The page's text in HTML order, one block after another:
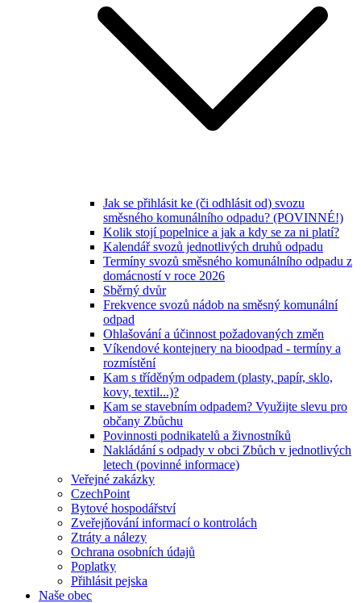
Jak se přihlásit ke (či odhlásit od) svozu
směsného komunálního odpadu? (POVINNÉ!)
Kolik stojí popelnice a jak a kdy se za ni platí?
Kalendář svozů jednotlivých druhů odpadu
Termíny svozů směsného komunálního odpadu z
domácností v roce 2026
Sběrný dvůr
Frekvence svozů nádob na směsný komunální
odpad
Ohlašování a účinnost požadovaných změn
Víkendové kontejnery na bioodpad - termíny a
rozmístění
Kam s tříděným odpadem (plasty, papír, sklo,
kovy, textil...)?
Kam se stavebním odpadem? Využijte slevu pro
občany Zbůchu
Povinnosti podnikatelů a živnostníků
Nakládání s odpady v obci Zbůch v jednotlivých
letech (povinné informace)
Veřejné zakázky
CzechPoint
Bytové hospodářství
Zveřejňování informací o kontrolách
Ztráty a nálezy
Ochrana osobních údajů
Poplatky
Přihlásit pejska
Naše obec